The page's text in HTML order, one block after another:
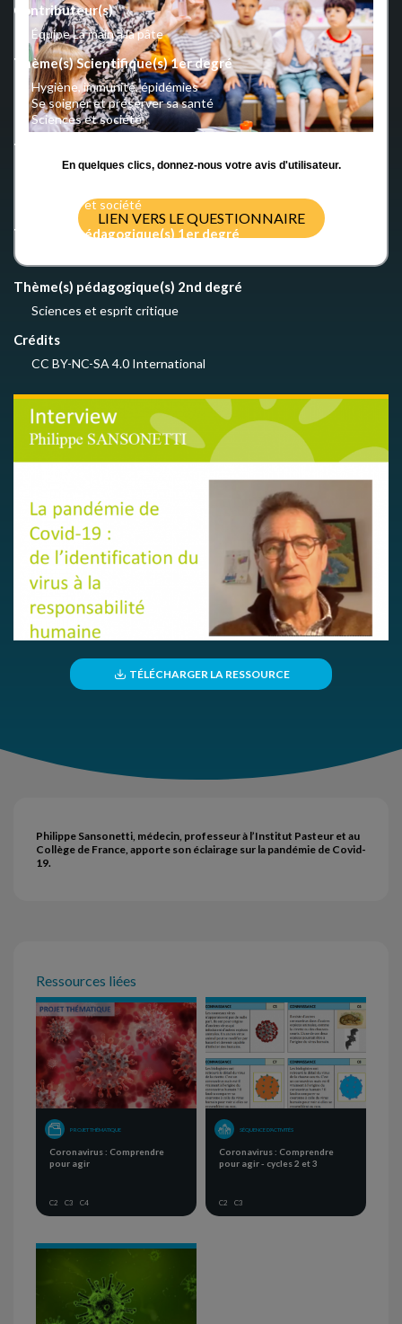
Contributeur(s)
Équipe La main à la pâte
Thème(s) Scientifique(s) 1er degré
Hygiène, immunité, épidémies
Se soigner et préserver sa santé
Sciences et société
Thème(s) Scientifique(s) 2nd degré
Hygiène, immunité, épidémies
Sciences et société
Thème(s) pédagogique(s) 1er degré
Thème(s) pédagogique(s) 2nd degré
Sciences et esprit critique
Crédits
CC BY-NC-SA 4.0 International
TÉLÉCHARGER LA RESSOURCE
Philippe Sansonetti, médecin, professeur à l’Institut Pasteur et au
Collège de France, apporte son éclairage sur la pandémie de Covid-
19.
Ressources liées
PROJET THÉMATIQUE
Coronavirus : Comprendre
pour agir
C2 C3 C4
SÉQUENCE D'ACTIVITÉS
Coronavirus : Comprendre
pour agir - cycles 2 et 3
C2 C3
En quelques clics, donnez-nous votre avis d'utilisateur.
LIEN VERS LE QUESTIONNAIRE